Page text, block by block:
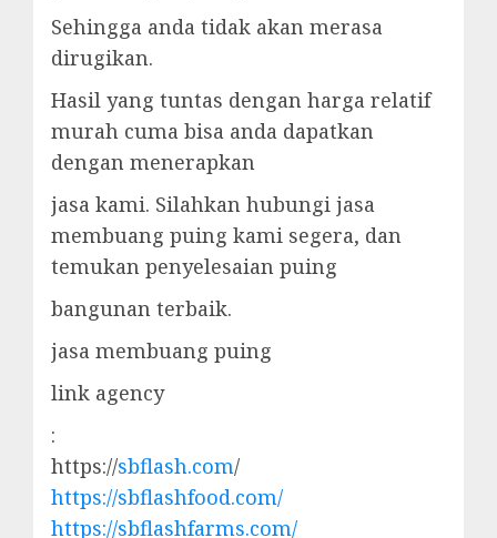
Sehingga anda tidak akan merasa
dirugikan.
Hasil yang tuntas dengan harga relatif
murah cuma bisa anda dapatkan
dengan menerapkan
jasa kami. Silahkan hubungi jasa
membuang puing kami segera, dan
temukan penyelesaian puing
bangunan terbaik.
jasa membuang puing
link agency
:
https://sbflash.com/
https://sbflashfood.com/
https://sbflashfarms.com/